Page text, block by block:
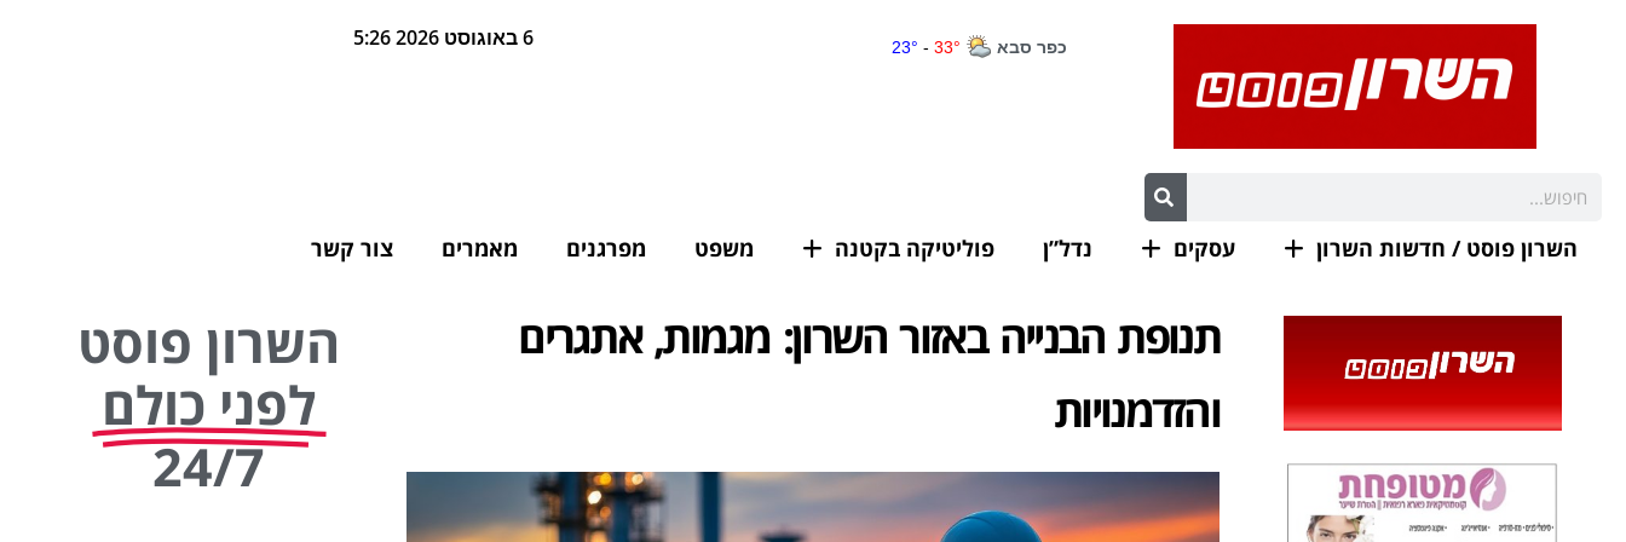
6 באוגוסט 2026 5:26
השרון פוסט / חדשות השרון עסקים נדל”ן פוליטיקה בקטנה משפט מפרגנים מאמרים צור קשר
תנופת הבנייה באזור השרון: מגמות, אתגרים
והזדמנויות
השרון פוסט
לפני כולם
24/7